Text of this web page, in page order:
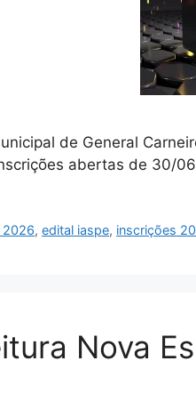
de General
abertas de 30/
2026,edital iaspe, inscrições
Nova